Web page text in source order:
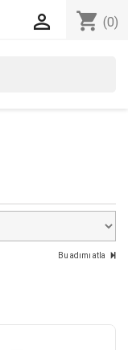
shopping_cart (0)

Bu adımı atla